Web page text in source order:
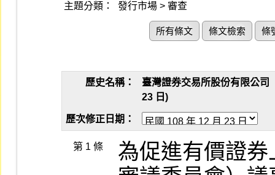
主題分類： 發行市場 > 審查
所有條文 條文檢索 條
歷史名稱：
臺灣證券交易所股份有限公司
23 日)
歷次修正日期：
第 1 條
為促進有價證